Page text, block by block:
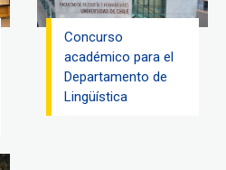
Concurso
académico para el
Departamento de
Lingüística